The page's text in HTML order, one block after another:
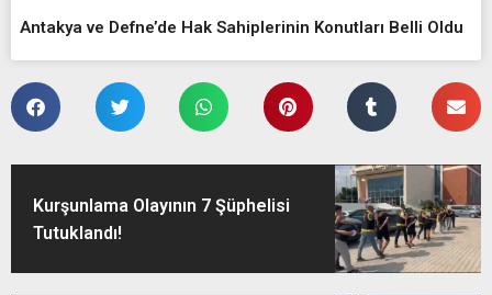
Antakya ve Defne’de Hak Sahiplerinin Konutları Belli Oldu
Kurşunlama Olayının 7 Şüphelisi
Tutuklandı!